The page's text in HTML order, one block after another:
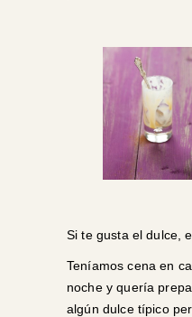
Si te gusta el dulce,
Teníamos cena en
noche y quería
algún dulce típico